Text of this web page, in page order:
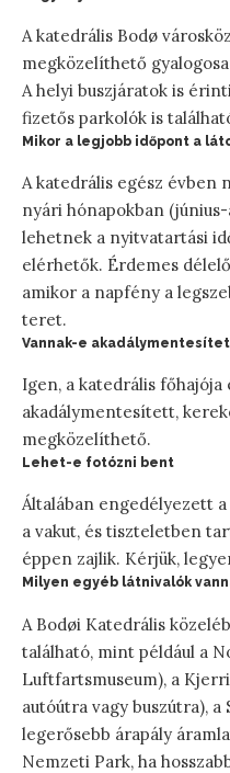
A katedrális Bodø
megközelíthető
A helyi buszjáratok is
fizetős parkolók is
Mikor a legjobb időpont a
A katedrális egész évben
nyári hónapokban (június-
lehetnek a nyitvatartási
elérhetők. Érdemes
amikor a napfény a
teret.
Vannak-e
Igen, a katedrális
akadálymentesített,
megközelíthető.
Lehet-e fotózni bent
Általában engedélyezett
a vakut, és tiszteletben
éppen zajlik. Kérjük,
Milyen egyéb látnivalók
A Bodøi Katedrális
található, mint például a
Luftfartsmuseum), a
autóútra vagy buszútra),
legerősebb árapály
Nemzeti Park, ha